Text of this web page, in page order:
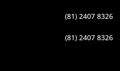
(81) 2407 8326
(81) 2407 8326